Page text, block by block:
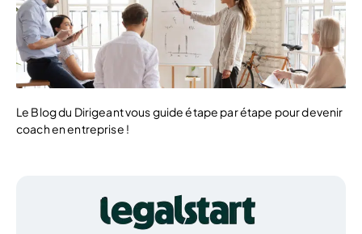
Le Blog du Dirigeant vous guide étape par étape pour devenir
coach en entreprise !